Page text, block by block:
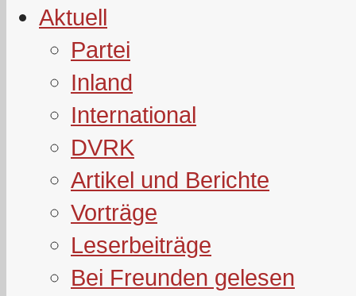
Aktuell
Partei
Inland
International
DVRK
Artikel und Berichte
Vorträge
Leserbeiträge
Bei Freunden gelesen